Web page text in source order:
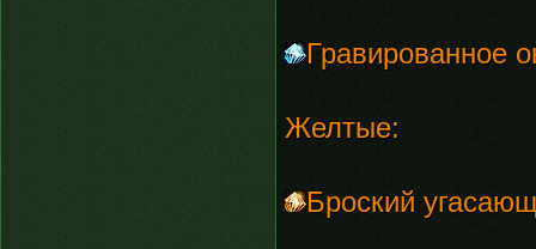
Гравированное
Желтые:
Броский